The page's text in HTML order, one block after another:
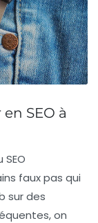
SEO à
SEO
faux pas qui
sur des
on